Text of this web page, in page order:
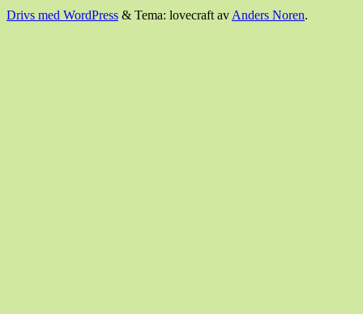
Drivs med WordPress & Tema: lovecraft av Anders Noren.